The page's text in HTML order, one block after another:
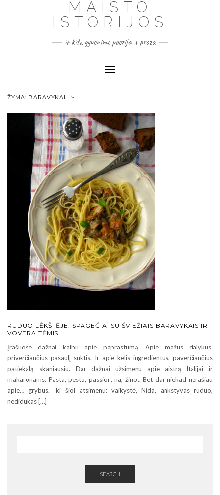
MAISTO
ISTORIJOS
ir kita gyvenimo poezija + proza
Toggle
Navigation
ŽYMA: BARAVYKAI
RUDUO LĖKŠTĖJE: SPAGEČIAI SU ŠVIEŽIAIS BARAVYKAIS IR
VOVERAITĖMIS
Įrašuose dažnai kalbu apie paprastumą. Apie mažus dalykus,
priverčiančius pasaulį suktis. Ir apie kelis ingredientus, paverčiančius
patiekalą skaniausiu. Dar dažnai užsimenu apie aistrą Italijai ir
makaronams. Pasta, pesto, passion, na, žinot. Bet dar niekad nerašiau
apie… grybus. Iki šiol atsimenu: vaikystė, Nida, ankstyvas ruduo,
nedidukas […]
SEARCH